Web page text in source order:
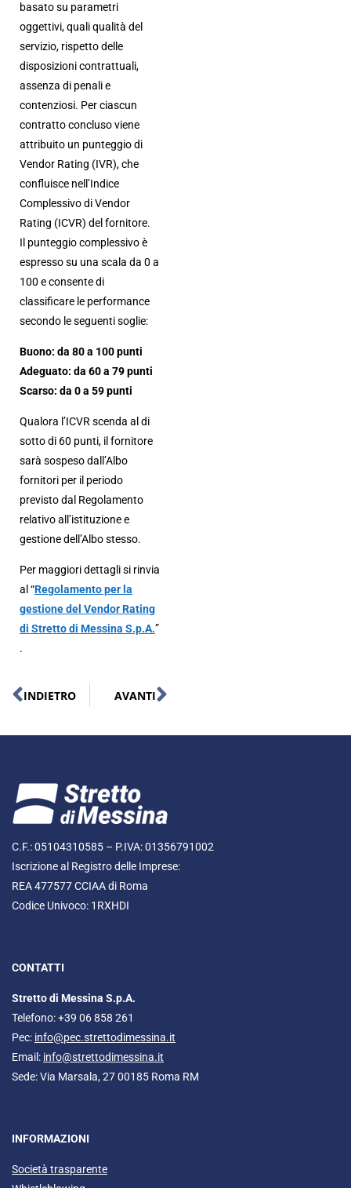
basato su parametri
oggettivi, quali qualità del
servizio, rispetto delle
disposizioni contrattuali,
assenza di penali e
contenziosi. Per ciascun
contratto concluso viene
attribuito un punteggio di
Vendor Rating (IVR), che
confluisce nell’Indice
Complessivo di Vendor
Rating (ICVR) del fornitore.
Il punteggio complessivo è
espresso su una scala da 0 a
100 e consente di
classificare le performance
secondo le seguenti soglie:
Buono: da 80 a 100 punti
Adeguato: da 60 a 79 punti
Scarso: da 0 a 59 punti
Qualora l’ICVR scenda al di
sotto di 60 punti, il fornitore
sarà sospeso dall’Albo
fornitori per il periodo
previsto dal Regolamento
relativo all’istituzione e
gestione dell’Albo stesso.
Per maggiori dettagli si rinvia
al “Regolamento per la
gestione del Vendor Rating
di Stretto di Messina S.p.A.”
.
INDIETRO AVANTI
C.F.: 05104310585 – P.IVA: 01356791002
Iscrizione al Registro delle Imprese:
REA 477577 CCIAA di Roma
Codice Univoco: 1RXHDI
CONTATTI
Stretto di Messina S.p.A.
Telefono: +39 06 858 261
Pec: info@pec.strettodimessina.it
Email: info@strettodimessina.it
Sede: Via Marsala, 27 00185 Roma RM
INFORMAZIONI
Società trasparente